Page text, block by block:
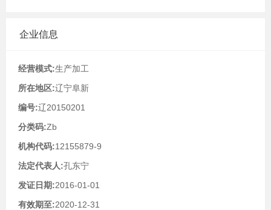
企业信息
经营模式:生产加工
所在地区:辽宁阜新
编号:辽20150201
分类码:Zb
机构代码:12155879-9
法定代表人:孔东宁
发证日期:2016-01-01
有效期至:2020-12-31